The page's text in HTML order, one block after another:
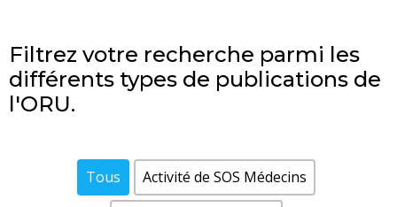
Filtrez votre recherche parmi les
différents types de publications de
l'ORU.
Tous Activité de SOS Médecins